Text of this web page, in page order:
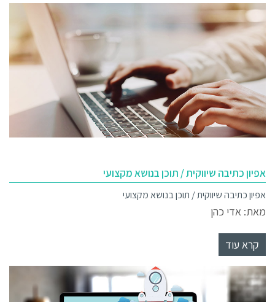
אפיון כתיבה שיווקית / תוכן בנושא מקצועי
אפיון כתיבה שיווקית / תוכן בנושא מקצועי
מאת: אדי כהן
קרא עוד